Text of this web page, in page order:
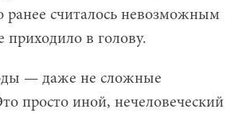
ранее считалось невозможным
приходило в голову.
— даже не сложные
просто иной, нечеловеческий